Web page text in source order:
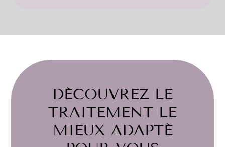
DÉCOUVREZ LE
TRAITEMENT LE
MIEUX ADAPTÉ